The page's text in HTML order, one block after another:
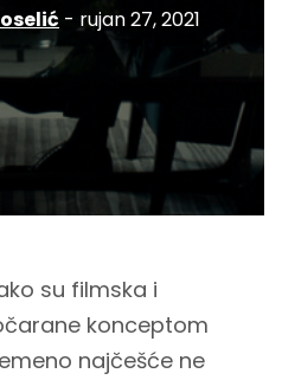
- rujan 27, 2021
su filmska i
konceptom
najčešće ne